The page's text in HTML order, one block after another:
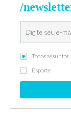
/
Todos assuntos
Esporte